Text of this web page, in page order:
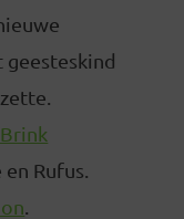
geesteskind
Rufus.